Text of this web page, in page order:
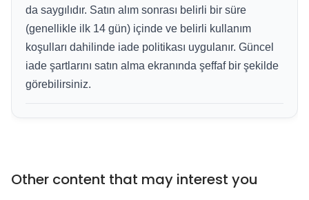
da saygılıdır. Satın alım sonrası belirli bir süre
(genellikle ilk 14 gün) içinde ve belirli kullanım
koşulları dahilinde iade politikası uygulanır. Güncel
iade şartlarını satın alma ekranında şeffaf bir şekilde
görebilirsiniz.
Other content that may interest you